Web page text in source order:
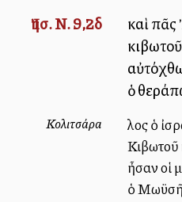
Ἰησ. Ν. 9,2δ
καὶ πᾶς
ὁ
Κολιτσάρα
Ὅλος ὁ
Κιβωτοῦ
ἦσαν οἱ
ὁ